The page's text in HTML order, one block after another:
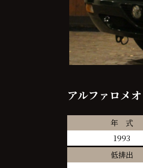
アルファロメ
年 式
1993
低排出